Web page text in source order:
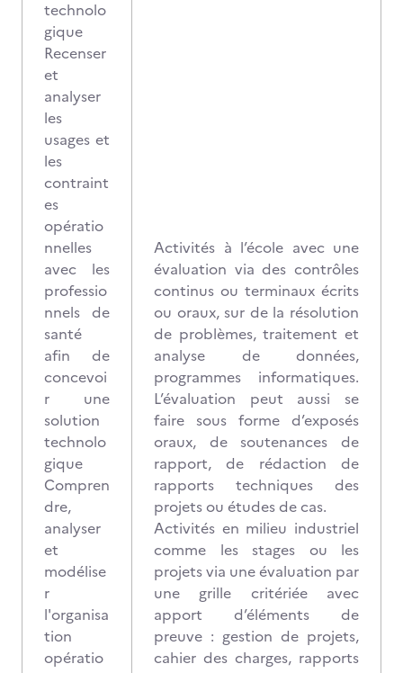
technolo
gique
Recenser
et
analyser
les
usages et
les
contraint
es
opératio
nnelles
avec les
professio
nnels de
santé
afin de
concevoi
r une
solution
technolo
gique
Compren
dre,
analyser
et
modélise
r
l'organisa
tion
opératio
Activités à l’école avec une
évaluation via des contrôles
continus ou terminaux écrits
ou oraux, sur de la résolution
de problèmes, traitement et
analyse de données,
programmes informatiques.
L’évaluation peut aussi se
faire sous forme d’exposés
oraux, de soutenances de
rapport, de rédaction de
rapports techniques des
projets ou études de cas.
Activités en milieu industriel
comme les stages ou les
projets via une évaluation par
une grille critériée avec
apport d’éléments de
preuve : gestion de projets,
cahier des charges, rapports